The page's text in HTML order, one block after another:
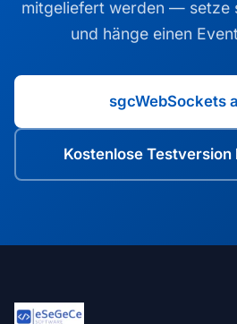
mitgeliefert werden — setze
und hänge einen
sgcWebSockets
Kostenlose